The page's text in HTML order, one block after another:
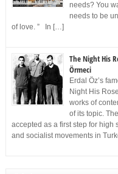
needs? You
needs to be
of love. ” In […]
The Night His
Örmeci
Erdal Öz’s
Night His
works of
of its topic.
accepted as a first step for high
and socialist movements in